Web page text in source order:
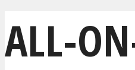
ALL-